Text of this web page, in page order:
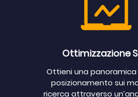
Ottimizzazione
Ottieni una
posizionamento sui
ricerca attraverso